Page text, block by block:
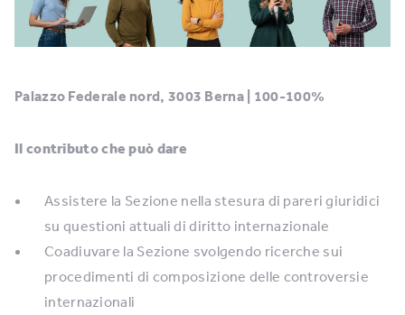
Palazzo Federale nord, 3003 Berna | 100-100%
Il contributo che può dare
Assistere la Sezione nella stesura di pareri giuridici
su questioni attuali di diritto internazionale
Coadiuvare la Sezione svolgendo ricerche sui
procedimenti di composizione delle controversie
internazionali